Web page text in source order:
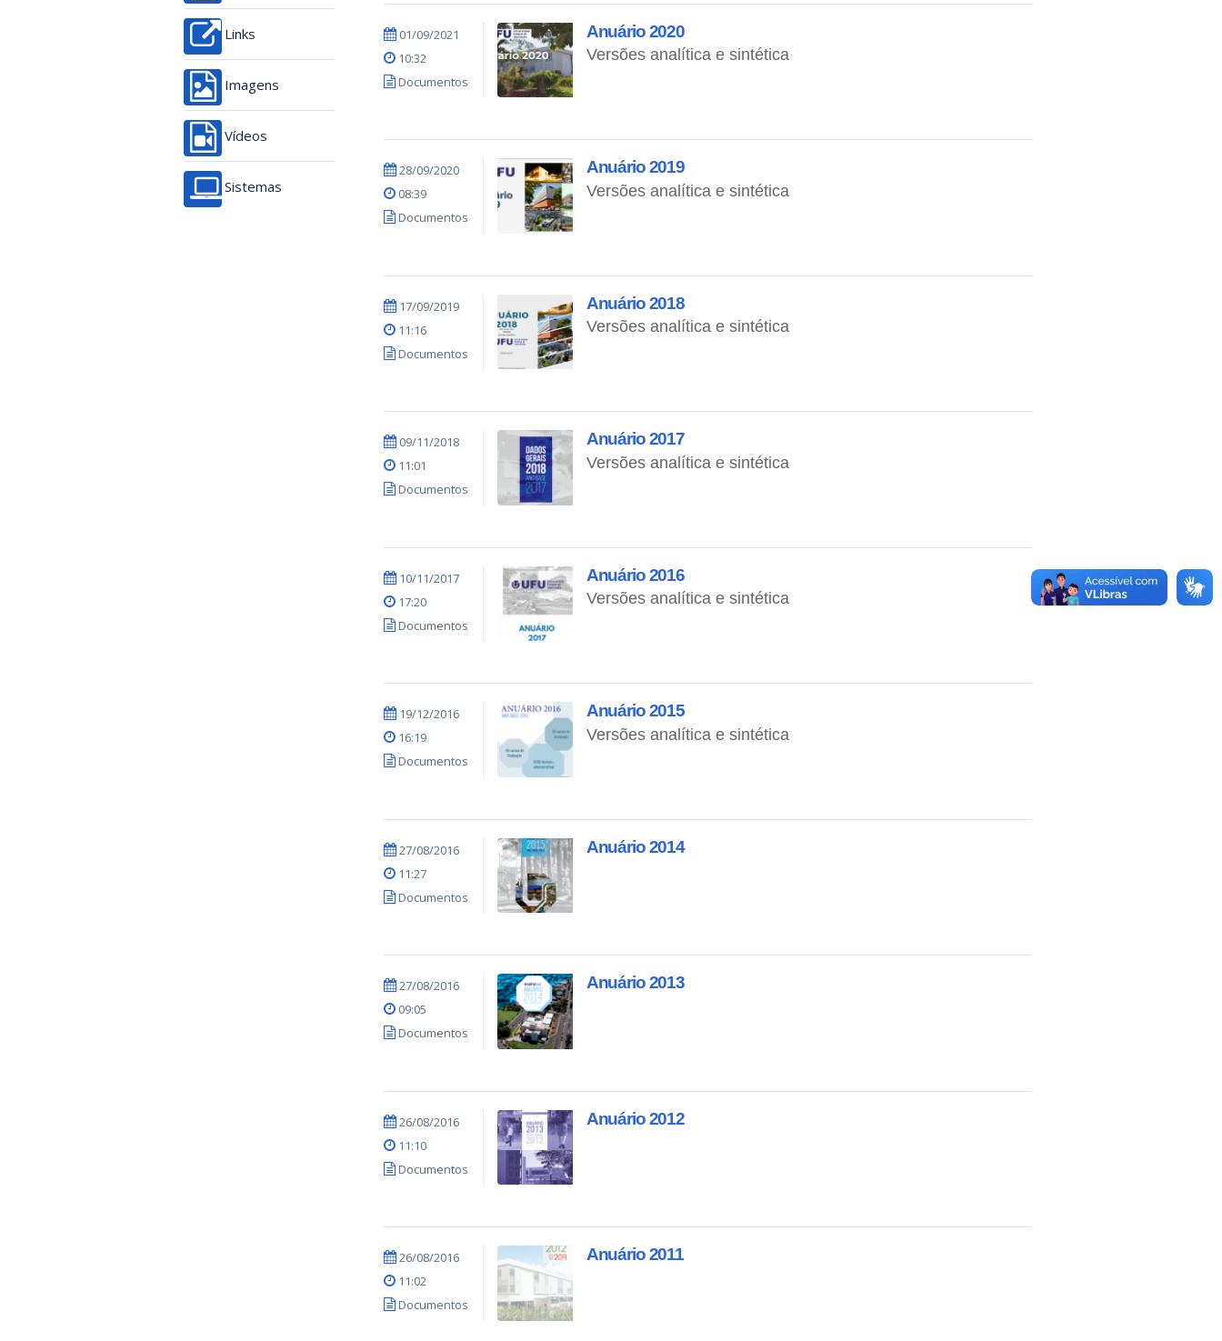
Links
Imagens
Vídeos
Sistemas
01/09/2021
10:32
Documentos
Anuário 2020
Versões analítica e sintética
28/09/2020
08:39
Documentos
Anuário 2019
Versões analítica e sintética
17/09/2019
11:16
Documentos
Anuário 2018
Versões analítica e sintética
09/11/2018
11:01
Documentos
Anuário 2017
Versões analítica e sintética
10/11/2017
17:20
Documentos
Anuário 2016
Versões analítica e sintética
19/12/2016
16:19
Documentos
Anuário 2015
Versões analítica e sintética
27/08/2016
11:27
Documentos
Anuário 2014
27/08/2016
09:05
Documentos
Anuário 2013
26/08/2016
11:10
Documentos
Anuário 2012
26/08/2016
11:02
Documentos
Anuário 2011